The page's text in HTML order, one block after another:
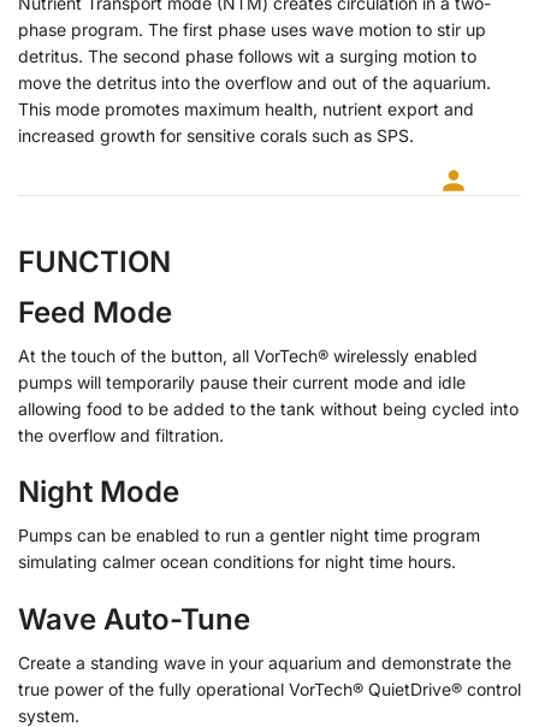
phase program. The first phase uses wave motion to stir up
detritus. The second phase follows wit a surging motion to
move the detritus into the overflow and out of the aquarium.
This mode promotes maximum health, nutrient export and
increased growth for sensitive corals such as SPS.
FUNCTION
Feed Mode
At the touch of the button, all VorTech® wirelessly enabled
pumps will temporarily pause their current mode and idle
allowing food to be added to the tank without being cycled into
the overflow and filtration.
Night Mode
Pumps can be enabled to run a gentler night time program
simulating calmer ocean conditions for night time hours.
Wave Auto-Tune
Create a standing wave in your aquarium and demonstrate the
true power of the fully operational VorTech® QuietDrive® control
system.